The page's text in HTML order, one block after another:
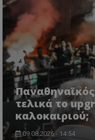
τελικά το
καλοκαιριού;
09.08.2026 - 14:54